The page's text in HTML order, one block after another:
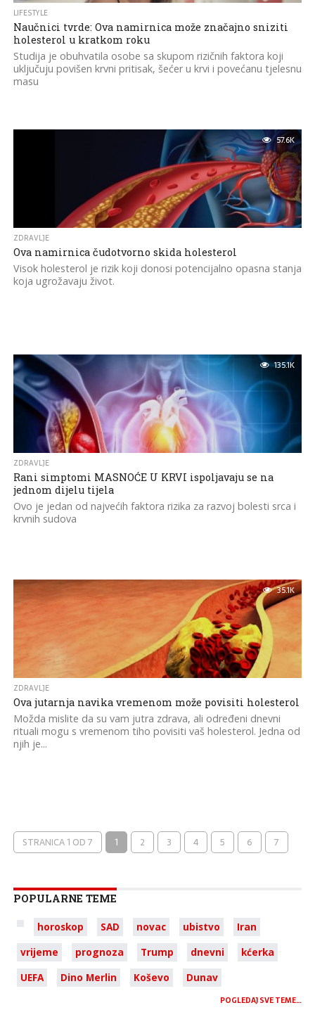
LIFESTYLE
Naučnici tvrde: Ova namirnica može značajno sniziti
holesterol u kratkom roku
Studija je obuhvatila osobe sa skupom rizičnih faktora koji
uključuju povišen krvni pritisak, šećer u krvi i povećanu tjelesnu
masu
57.6K
ZDRAVLJE
Ova namirnica čudotvorno skida holesterol
Visok holesterol je rizik koji donosi potencijalno opasna stanja
koja ugrožavaju život.
135.1K
ZDRAVLJE
Rani simptomi MASNOĆE U KRVI ispoljavaju se na
jednom dijelu tijela
Ovo je jedan od najvećih faktora rizika za razvoj bolesti srca i
krvnih sudova
35.1K
ZDRAVLJE
Ova jutarnja navika vremenom može povisiti holesterol
Možda mislite da su vam jutra zdrava, ali određeni dnevni
rituali mogu s vremenom tiho povisiti vaš holesterol. Jedna od
njih je...
STRANICA 1 OD 7 1 2 3 4 5 6 7
POPULARNE TEME
horoskop SAD novac ubistvo
Iran
vrijeme
prognoza Trump dnevni
kćerka
UEFA
Dino Merlin Koševo Dunav
POGLEDAJ SVE TEME…